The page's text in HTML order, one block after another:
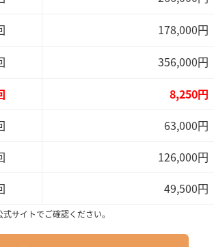
178,000円
356,000円
8,250円
63,000円
126,000円
49,500円
サイトでご確認ください。